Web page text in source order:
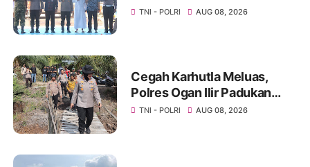
Transformasi Pelayanan
TNI - POLRI AUG 08, 2026
Cegah Karhutla Meluas,
Polres Ogan Ilir Padukan
Patroli Drone dengan
TNI - POLRI AUG 08, 2026